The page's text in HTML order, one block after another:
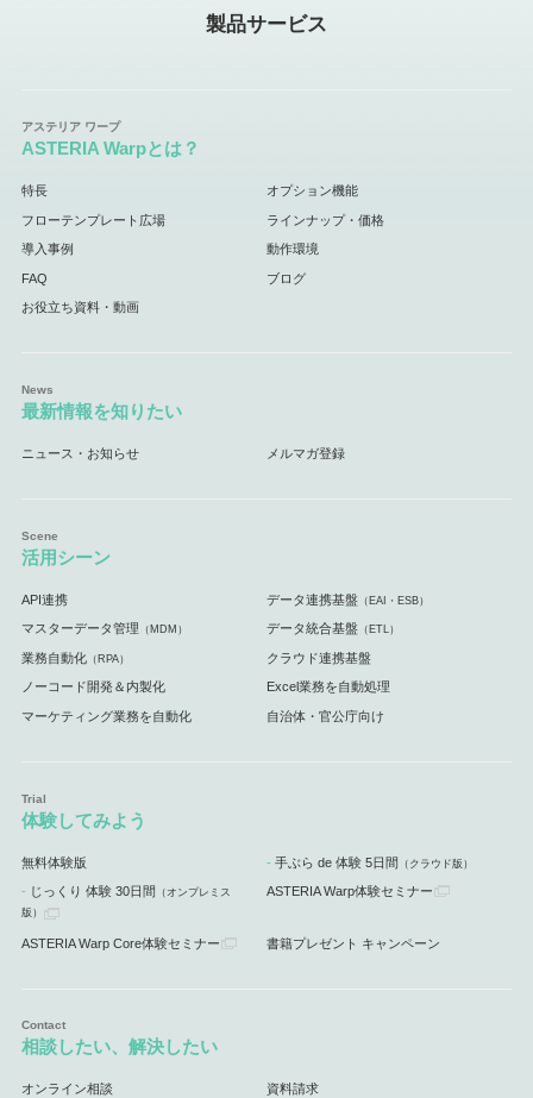
製品サービス
ASTERIA Warpとは？
特長 オプション機能
フローテンプレート広場 ラインナップ・価格
導入事例 動作環境
FAQ ブログ
お役立ち資料・動画
最新情報を知りたい
ニュース・お知らせ メルマガ登録
活用シーン
API連携 データ連携基盤 （EAI・ESB）
マスターデータ管理 （MDM） データ統合基盤 （ETL）
業務自動化（RPA） クラウド連携基盤
ノーコード開発＆内製化 Excel業務を自動処理
マーケティング業務を自動化 自治体・官公庁向け
体験してみよう
無料体験版 手ぶら de 体験 5日間 （クラウド版）
じっくり 体験 30日間 （オンプレミス
版）
ASTERIA Warp体験セミナー
ASTERIA Warp Core体験セミナー 書籍プレゼント キャンペーン
相談したい、解決したい
オンライン相談 資料請求